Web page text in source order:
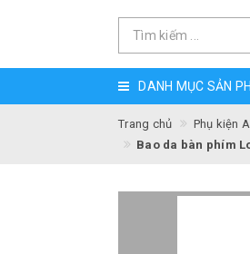
DANH MỤC SẢN
Trang chủ
Phụ kiện
Bao da bàn phím